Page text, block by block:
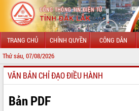
TRANG CHỦ CHÍNH QUYỀN CÔNG DÂN
Thứ sáu, 07/08/2026
GIỚI THIỆU
LÃNH ĐẠO UBND TỈNH
VĂN BẢN CHỈ ĐẠO ĐIỀU HÀNH
Bản PDF